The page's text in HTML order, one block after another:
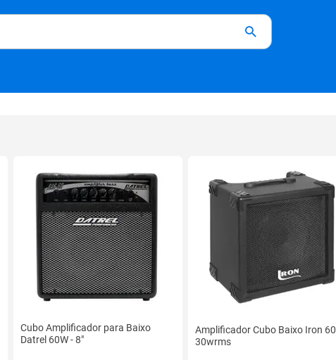
Cubo Amplificador para Baixo
Datrel 60W - 8"
Amplificador Cubo Baixo Iron 60
30wrms